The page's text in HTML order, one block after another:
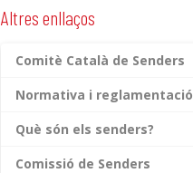
Altres enllaços
Comitè Català de Senders
Normativa i reglamentació
Què són els senders?
Comissió de Senders